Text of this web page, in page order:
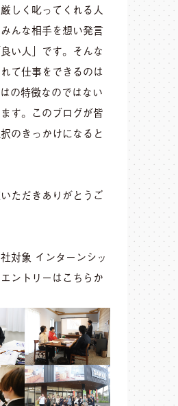
しく叱ってくれる人
んな相手を想い発言
い人」です。そんな
て仕事をできるのは
の特徴なのではない
す。このブログが皆
のきっかけになると
ただきありがとうご
対象 インターンシッ
ントリーはこちらか